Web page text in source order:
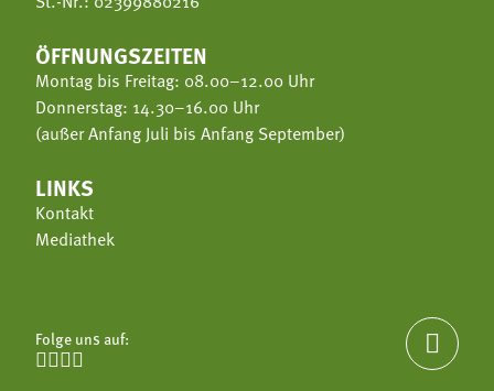
ÖFFNUNGSZEITEN
Montag bis Freitag: 08.00–12.00 Uhr
Donnerstag: 14.30–16.00 Uhr
(außer Anfang Juli bis Anfang September)
LINKS
Kontakt
Mediathek
Folge uns auf:

